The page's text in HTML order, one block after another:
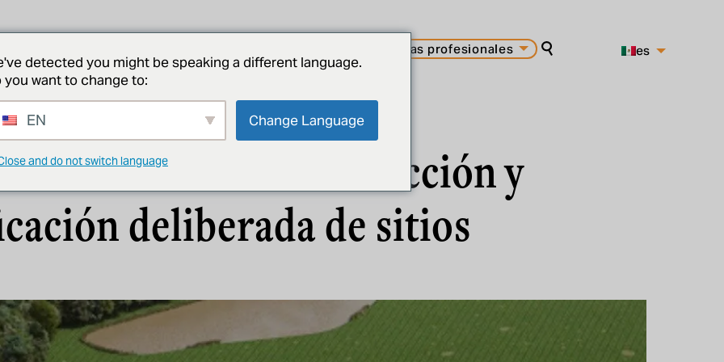
carreras profesionales
buscar en
es
son clave en la selección y
deliberada de sitios
NOTICIAS
detected you might be speaking a different language.
you want to change to:
EN Change Language
and do not switch language